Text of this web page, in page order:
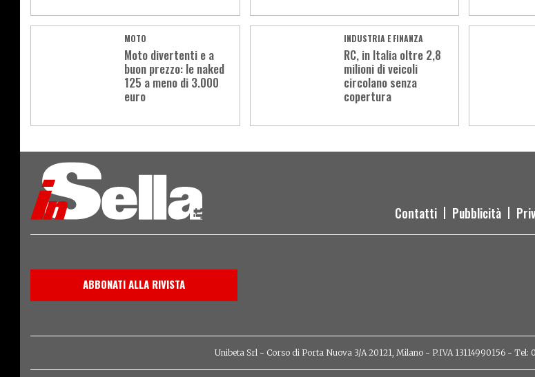
MOTO
Moto divertenti e a
buon prezzo: le naked
125 a meno di 3.000
euro
INDUSTRIA E FINANZA
RC, in Italia oltre 2,8
milioni di veicoli
circolano senza
copertura
More
Contatti Pubblicità
ABBONATI ALLA RIVISTA
Unibeta Srl - Corso di Porta Nuova 3/A 20121, Milano - P.IVA 13114990156 -